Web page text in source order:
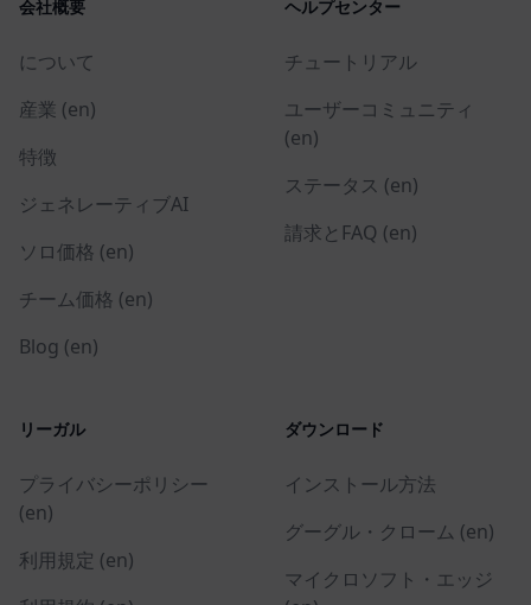
会社概要
について
産業 (en)
特徴
ジェネレーティブAI
ソロ価格 (en)
チーム価格 (en)
Blog (en)
ヘルプセンター
チュートリアル
ユーザーコミュニティ
(en)
ステータス (en)
請求とFAQ (en)
リーガル
プライバシーポリシー
(en)
利用規定 (en)
ダウンロード
インストール方法
グーグル・クローム (en)
マイクロソフト・エッジ